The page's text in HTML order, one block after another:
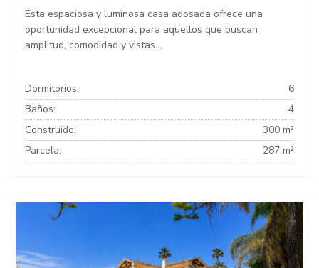
Esta espaciosa y luminosa casa adosada ofrece una
oportunidad excepcional para aquellos que buscan
amplitud, comodidad y vistas...
Dormitorios:
6
Baños:
4
Construido:
300 m²
Parcela:
287 m²